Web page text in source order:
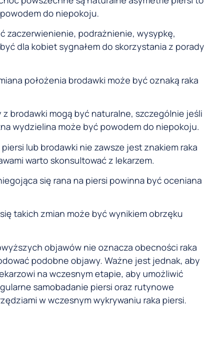
do niepokoju.
zaczerwienienie, podrażnienie, wysypkę,
dla kobiet sygnałem do skorzystania z porady
położenia brodawki może być oznaką raka
brodawki mogą być naturalne, szczególnie jeśli
wydzielina może być powodem do niepokoju.
lub brodawki nie zawsze jest znakiem raka
warto skonsultować z lekarzem.
się rana na piersi powinna być oceniana
takich zmian może być wynikiem obrzęku
objawów nie oznacza obecności raka
podobne objawy. Ważne jest jednak, aby
na wczesnym etapie, aby umożliwić
samobadanie piersi oraz rutynowe
w wczesnym wykrywaniu raka piersi.